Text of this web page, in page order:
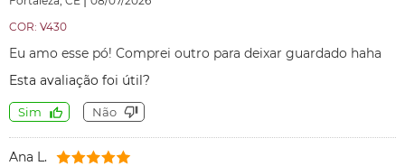
COR: V430
Eu amo esse pó! Comprei outro para deixar guardado haha
Esta avaliação foi útil?
Sim Não
Ana L.